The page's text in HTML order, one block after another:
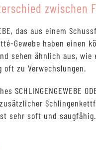
zwischen
das aus einem
Gewebe haben einen
sehen ähnlich aus, wie
oft zu Verwechslungen.
SCHLINGENGEWEBE
sehr soft und saugfähig.